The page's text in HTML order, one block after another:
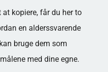
kopiere, får du her to
en alderssvarende
bruge dem som
med dine egne.